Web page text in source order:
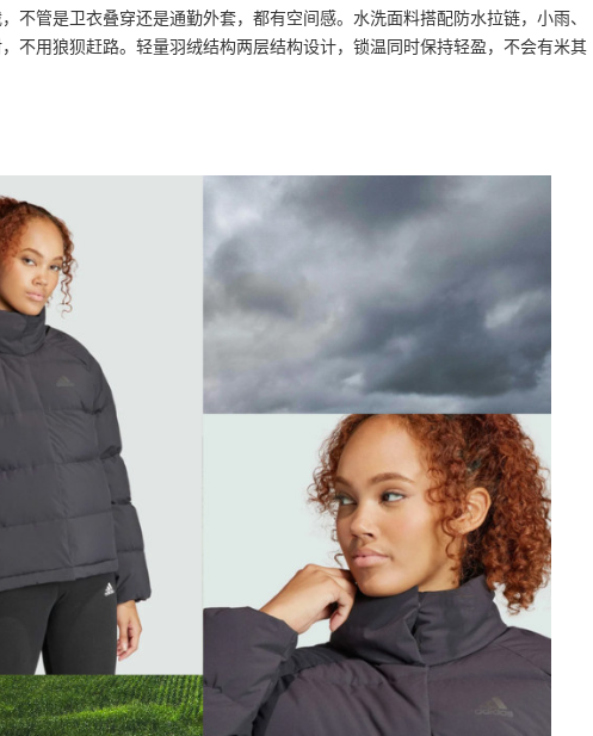
不管是卫衣叠穿还是通勤外套，都有空间感。水洗面料搭配防水拉链，小雨、
不用狼狈赶路。轻量羽绒结构两层结构设计，锁温同时保持轻盈，不会有米其